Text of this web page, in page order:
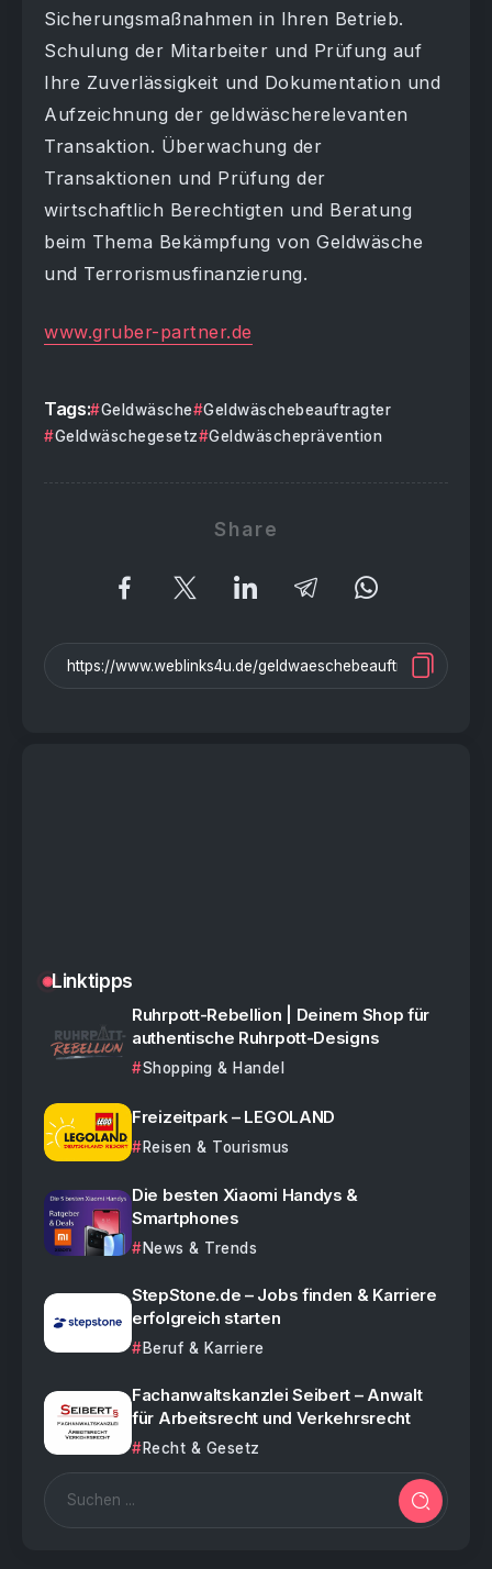
Sicherungsmaßnahmen in Ihren Betrieb.
Schulung der Mitarbeiter und Prüfung auf
Ihre Zuverlässigkeit und Dokumentation und
Aufzeichnung der geldwäscherelevanten
Transaktion. Überwachung der
Transaktionen und Prüfung der
wirtschaftlich Berechtigten und Beratung
beim Thema Bekämpfung von Geldwäsche
und Terrorismusfinanzierung.
www.gruber-partner.de
Tags: Geldwäsche
Geldwäschebeauftragter
Geldwäschegesetz
Geldwäscheprävention
Share
Linktipps
Ruhrpott-Rebellion | Deinem Shop für
authentische Ruhrpott-Designs
Shopping & Handel
Freizeitpark – LEGOLAND
Reisen & Tourismus
Die besten Xiaomi Handys &
Smartphones
News & Trends
StepStone.de – Jobs finden & Karriere
erfolgreich starten
Beruf & Karriere
Fachanwaltskanzlei Seibert – Anwalt
für Arbeitsrecht und Verkehrsrecht
Recht & Gesetz